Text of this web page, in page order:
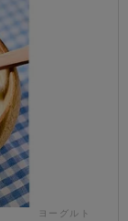
ヨーグルト